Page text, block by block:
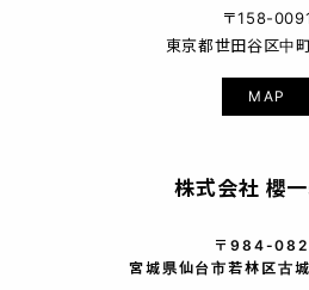
〒158-
東京都世田谷区中
MAP
株式会社 櫻
〒984-
宮城県仙台市若林区古